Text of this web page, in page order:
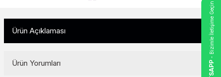
Ürün Açıklaması
Ürün Yorumları
- Bizimle İletişime Geçin